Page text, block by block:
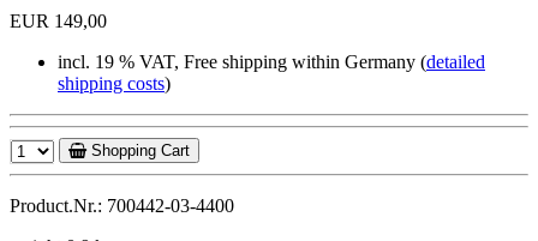
EUR 149,00
incl. 19 % VAT, Free shipping within Germany (detailed
shipping costs)
Shopping Cart
Product.Nr.: 700442-03-4400